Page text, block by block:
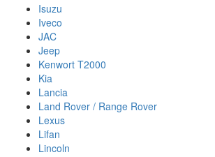
Isuzu
Iveco
JAC
Jeep
Kenwort T2000
Kia
Lancia
Land Rover / Range Rover
Lexus
Lifan
Lincoln